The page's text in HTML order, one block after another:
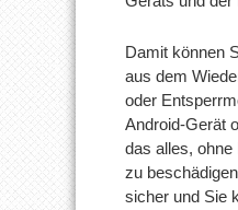
Damit können
aus dem
oder
Android-Gerät
das alles,
zu
sicher und Sie